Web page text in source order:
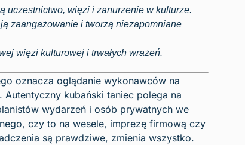
uczestnictwo, więzi i zanurzenie w kulturze.
zaangażowanie i tworzą niezapomniane
więzi kulturowej i trwałych wrażeń.
oznacza oglądanie wykonawców na
Autentyczny kubański taniec polega na
wydarzeń i osób prywatnych we
czy to na wesele, imprezę firmową czy
są prawdziwe, zmienia wszystko.